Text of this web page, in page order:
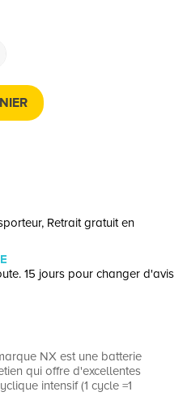
Retrait gratuit en
15 jours pour changer d'avis
NX est une batterie
qui offre d'excellentes
intensif (1 cycle =1